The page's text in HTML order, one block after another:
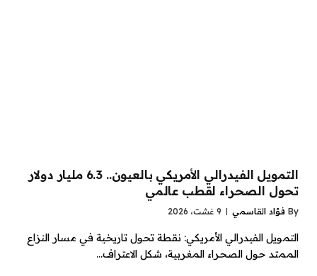
التمويل الفيدرالي الأمريكي بالعيون.. 6.3 مليار دولار
تحول الصحراء لقطب عالمي
By فؤاد القاسمي 9 غشت، 2026
التمويل الفيدرالي الأمريكي: نقطة تحول تاريخية في مسار النزاع
الممتد حول الصحراء المغربية، شكل الاعتراف…